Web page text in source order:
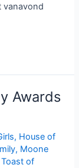
vanavond
Awards
, House of
, Moone
Toast of